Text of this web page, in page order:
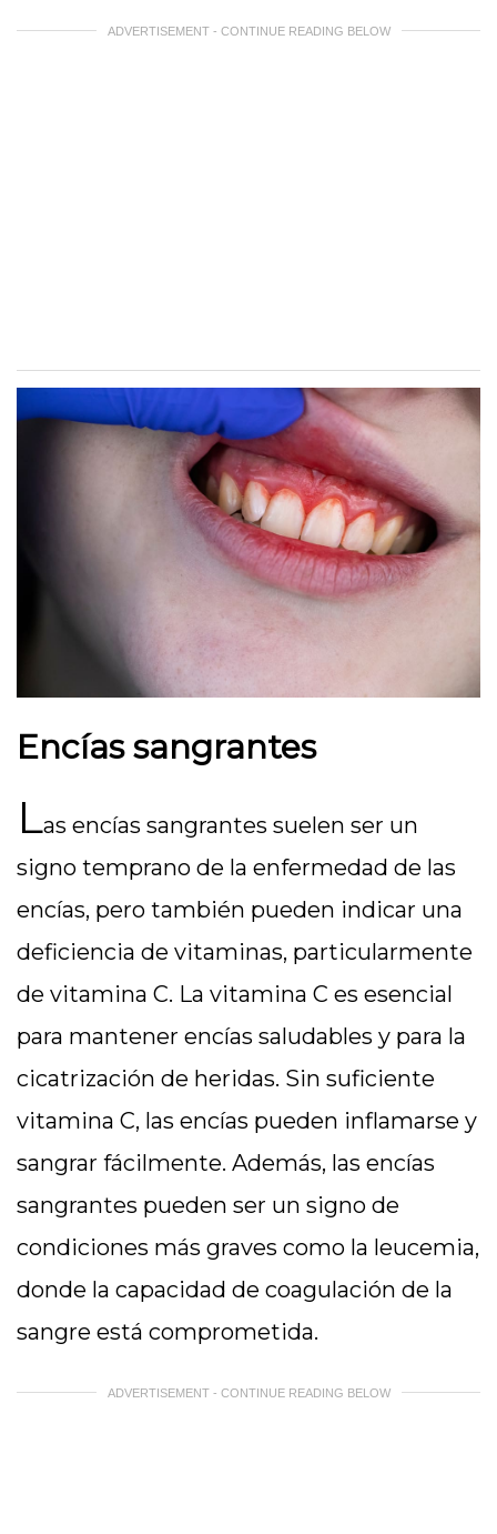
ADVERTISEMENT - CONTINUE READING BELOW
Encías sangrantes
Las encías sangrantes suelen ser un
signo temprano de la enfermedad de las
encías, pero también pueden indicar una
deficiencia de vitaminas, particularmente
de vitamina C. La vitamina C es esencial
para mantener encías saludables y para la
cicatrización de heridas. Sin suficiente
vitamina C, las encías pueden inflamarse y
sangrar fácilmente. Además, las encías
sangrantes pueden ser un signo de
condiciones más graves como la leucemia,
donde la capacidad de coagulación de la
sangre está comprometida.
ADVERTISEMENT - CONTINUE READING BELOW